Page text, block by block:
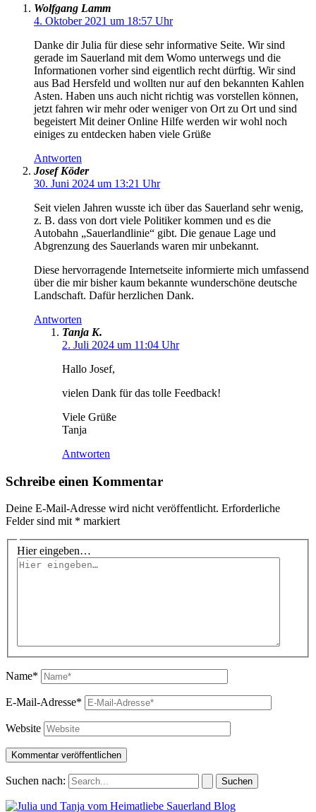
Wolfgang Lamm
4. Oktober 2021 um 18:57 Uhr
Danke dir Julia für diese sehr informative Seite. Wir sind
gerade im Sauerland mit dem Womo unterwegs und die
Informationen vorher sind eigentlich recht dürftig. Wir sind
aus Bad Hersfeld und wollten nur auf den bekannten Kahlen
Asten. Haben uns auch nicht richtig was vorstellen können,
jetzt fahren wir mehr oder weniger von Ort zu Ort und sind
begeistert Mit deiner Online Hilfe werden wir wohl noch
einiges zu entdecken haben viele Grüße
Antworten
Josef Köder
30. Juni 2024 um 13:21 Uhr
Seit vielen Jahren wusste ich über das Sauerland sehr wenig,
z. B. dass von dort viele Politiker kommen und es die
Autobahn „Sauerlandlinie“ gibt. Die genaue Lage und
Abgrenzung des Sauerlands waren mir unbekannt.
Diese hervorragende Internetseite informierte mich umfassend
über die mir bisher kaum bekannte wunderschöne deutsche
Landschaft. Dafür herzlichen Dank.
Antworten
Tanja K.
2. Juli 2024 um 11:04 Uhr
Hallo Josef,
vielen Dank für das tolle Feedback!
Viele Grüße
Tanja
Antworten
Schreibe einen Kommentar
Deine E-Mail-Adresse wird nicht veröffentlicht. Erforderliche
Felder sind mit * markiert
Hier eingeben…
Name*
E-Mail-Adresse*
Website
Suchen nach: